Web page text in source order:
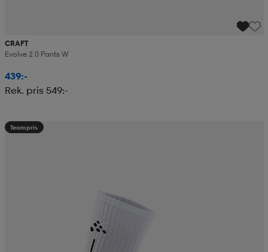
CRAFT
Evolve 2.0 Pants W
439:-
Rek. pris 549:-
Teampris